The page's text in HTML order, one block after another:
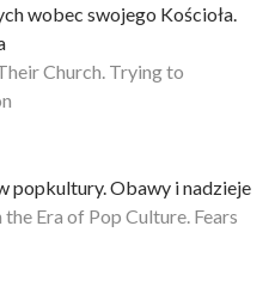
wobec swojego Kościoła.
Church. Trying to
popkultury. Obawy i nadzieje
Era of Pop Culture. Fears